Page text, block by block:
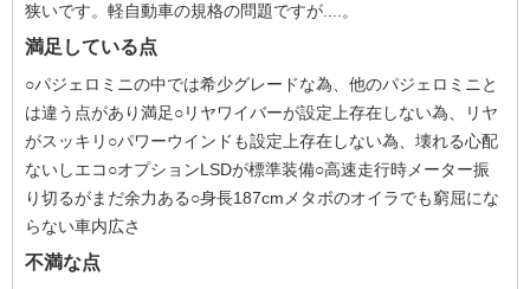
狭いです。軽自動車の規格の問題ですが....。
満足している点
○パジェロミニの中では希少グレードな為、他のパジェロミニと
は違う点があり満足○リヤワイバーが設定上存在しない為、リヤ
がスッキリ○パワーウインドも設定上存在しない為、壊れる心配
ないしエコ○オプションLSDが標準装備○高速走行時メーター振
り切るがまだ余力ある○身長187cmメタボのオイラでも窮屈にな
らない車内広さ
不満な点